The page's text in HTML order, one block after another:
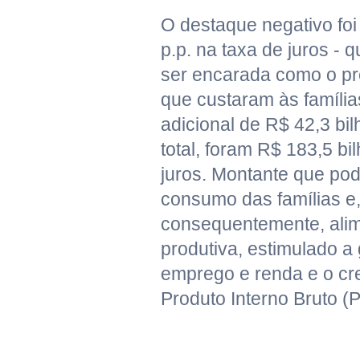
O destaque negativo
p.p. na taxa de juros -
ser encarada como o
que custaram às
adicional de R$ 42,3
total, foram R$ 183,5
juros. Montante que
consumo das famílias e,
consequentemente,
produtiva, estimulado a
emprego e renda e o
Produto Interno Bruto